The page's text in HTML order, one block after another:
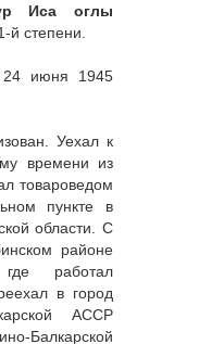
Иса оглы
й степени.
24 июня 1945
Уехал к
времени из
товароведом
пункте в
области. С
районе
работал
в город
АССР
Балкарской